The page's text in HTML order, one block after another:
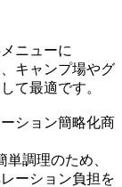
ニューに
キャンプ場やグ
て最適です。
ション簡略化商
調理のため、
ーション負担を